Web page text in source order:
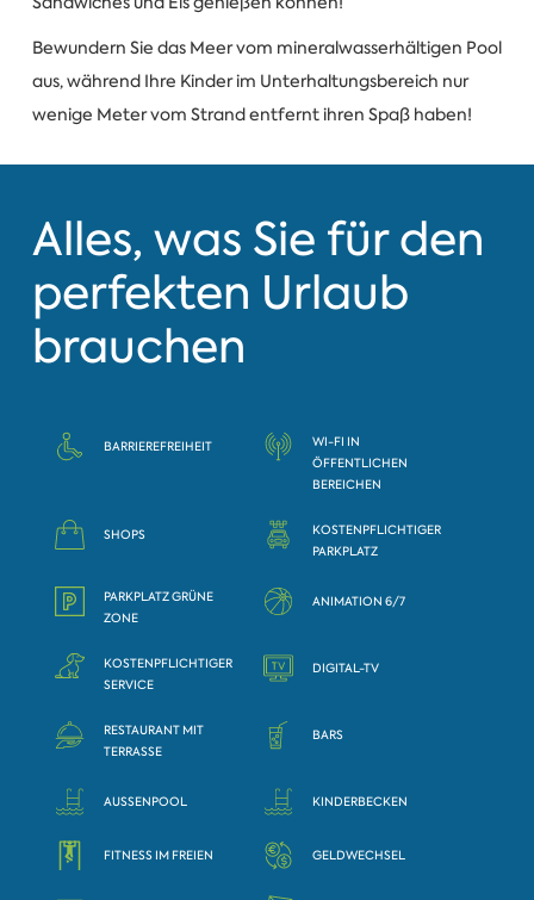
Bewundern Sie das Meer vom mineralwasserhältigen Pool
aus, während Ihre Kinder im Unterhaltungsbereich nur
wenige Meter vom Strand entfernt ihren Spaß haben!
Alles, was Sie für den
perfekten Urlaub
brauchen
BARRIEREFREIHEIT
WI-FI IN
ÖFFENTLICHEN
BEREICHEN
SHOPS
KOSTENPFLICHTIGER
PARKPLATZ
PARKPLATZ GRÜNE
ZONE
ANIMATION 6/7
KOSTENPFLICHTIGER
SERVICE
DIGITAL-TV
RESTAURANT MIT
TERRASSE
BARS
AUSSENPOOL KINDERBECKEN
FITNESS IM FREIEN GELDWECHSEL